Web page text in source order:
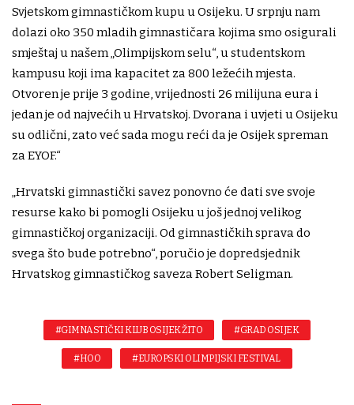
Svjetskom gimnastičkom kupu u Osijeku. U srpnju nam
dolazi oko 350 mladih gimnastičara kojima smo osigurali
smještaj u našem „Olimpijskom selu“, u studentskom
kampusu koji ima kapacitet za 800 ležećih mjesta.
Otvoren je prije 3 godine, vrijednosti 26 milijuna eura i
jedan je od najvećih u Hrvatskoj. Dvorana i uvjeti u Osijeku
su odlični, zato već sada mogu reći da je Osijek spreman
za EYOF.“
„Hrvatski gimnastički savez ponovno će dati sve svoje
resurse kako bi pomogli Osijeku u još jednoj velikog
gimnastičkoj organizaciji. Od gimnastičkih sprava do
svega što bude potrebno“, poručio je dopredsjednik
Hrvatskog gimnastičkog saveza Robert Seligman.
#GIMNASTIČKI KLUB OSIJEK ŽITO #GRAD OSIJEK
#HOO #EUROPSKI OLIMPIJSKI FESTIVAL